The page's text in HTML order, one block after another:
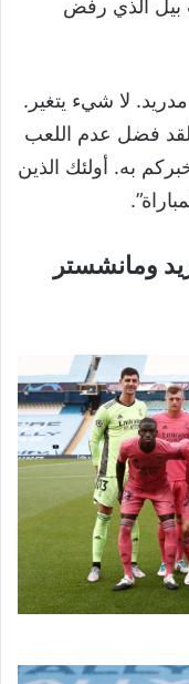
الذي رفض
لا شيء يتغير.
لقد فضل عدم اللعب
به. أولئك الذين
ومانشستر